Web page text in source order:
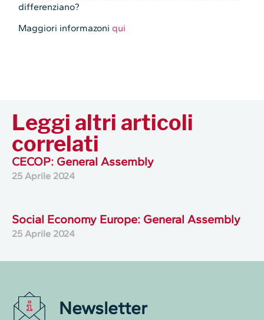
differenziano?
Maggiori informazoniqui
Leggi altri articoli
correlati
CECOP: General Assembly
25 Aprile 2024
Social Economy Europe: General Assembly
25 Aprile 2024
Newsletter